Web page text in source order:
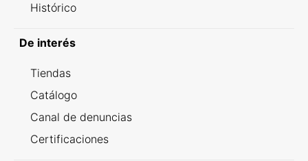
Histórico
De interés
Tiendas
Catálogo
Canal de denuncias
Certificaciones